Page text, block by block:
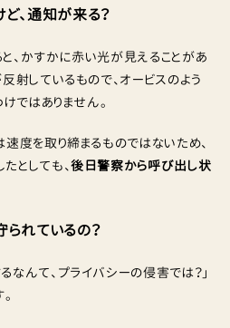
、通知が来る？
、かすかに赤い光が見えることがあ
射しているもので、オービスのよう
けではありません。
度を取り締まるものではないため、
としても、後日警察から呼び出し状
れているの？
なんて、プライバシーの侵害では？」